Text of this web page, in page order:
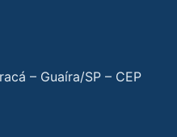
– Guaíra/SP – CEP